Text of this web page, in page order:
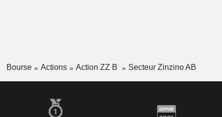
Bourse Actions Action ZZ B Secteur Zinzino AB